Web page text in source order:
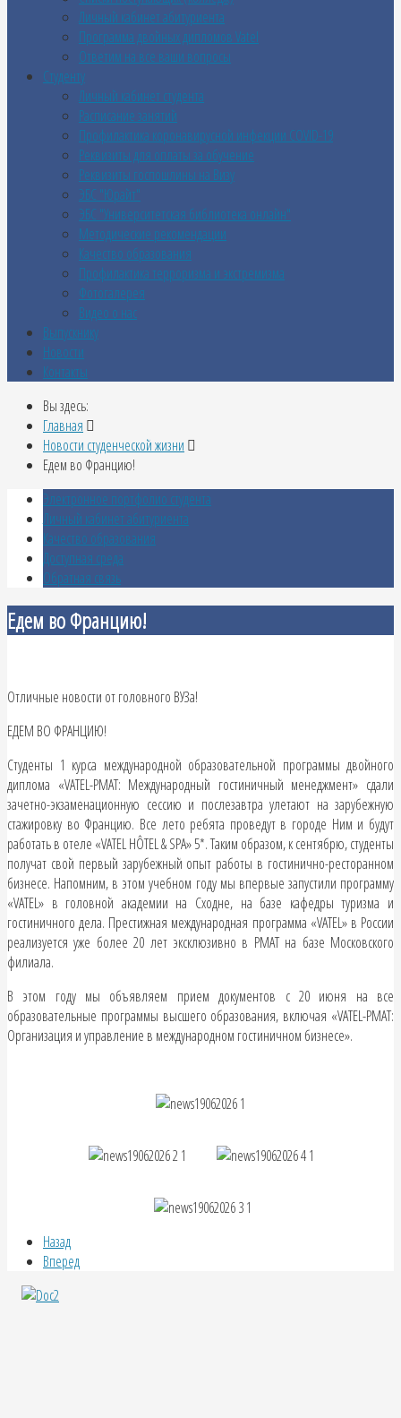
Личный кабинет абитуриента
Программа двойных дипломов Vatel
Ответим на все ваши вопросы
Студенту
Личный кабинет студента
Расписание занятий
Профилактика коронавирусной инфекции COVID-19
Реквизиты для оплаты за обучение
Реквизиты госпошлины на Визу
ЭБС "Юрайт"
ЭБС "Университетская библиотека онлайн"
Методические рекомендации
Качество образования
Профилактика терроризма и экстремизма
Фотогалерея
Видео о нас
Выпускнику
Новости
Контакты
Вы здесь:
Главная
Новости студенческой жизни
Едем во Францию!
Электронное портфолио студента
Личный кабинет абитуриента
Качество образования
Доступная среда
Обратная связь
Едем во Францию!
Отличные новости от головного ВУЗа!
ЕДЕМ ВО ФРАНЦИЮ!
Студенты 1 курса международной образовательной программы двойного
диплома «VATEL-РМАТ: Международный гостиничный менеджмент» сдали
зачетно-экзаменационную сессию и послезавтра улетают на зарубежную
стажировку во Францию. Все лето ребята проведут в городе Ним и будут
работать в отеле «VATEL HÔTEL & SPA» 5*. Таким образом, к сентябрю, студенты
получат свой первый зарубежный опыт работы в гостинично-ресторанном
бизнесе. Напомним, в этом учебном году мы впервые запустили программу
«VATEL» в головной академии на Сходне, на базе кафедры туризма и
гостиничного дела. Престижная международная программа «VATEL» в России
реализуется уже более 20 лет эксклюзивно в РМАТ на базе Московского
филиала.
В этом году мы объявляем прием документов с 20 июня на все
образовательные программы высшего образования, включая «VATEL-РМАТ:
Организация и управление в международном гостиничном бизнесе».
Назад
Вперед